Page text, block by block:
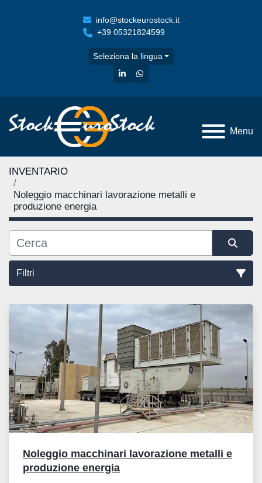
info@stockeurostock.it
+39 05321824599
Seleziona la lingua
linkedinwhatsapp
Menu
INVENTARIO
Noleggio macchinari lavorazione metalli e
produzione energia
Filtri
Tutte le categorie
Ordina per
Noleggio macchinari lavorazione metalli e
produzione energia